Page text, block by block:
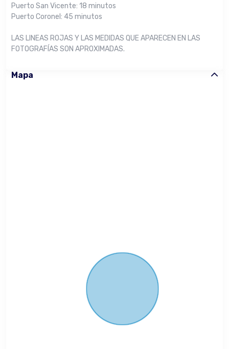
Puerto San Vicente: 18 minutos
Puerto Coronel: 45 minutos
LAS LINEAS ROJAS Y LAS MEDIDAS QUE APARECEN EN LAS
FOTOGRAFÍAS SON APROXIMADAS.
Mapa